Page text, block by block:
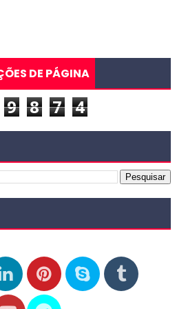
DE PÁGINA
9 8 7 4